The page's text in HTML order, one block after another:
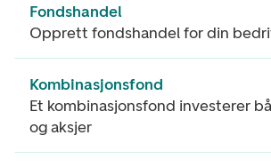
Fondshandel
Opprett fondshandel for din
Kombinasjonsfond
Et kombinasjonsfond investerer
og aksjer